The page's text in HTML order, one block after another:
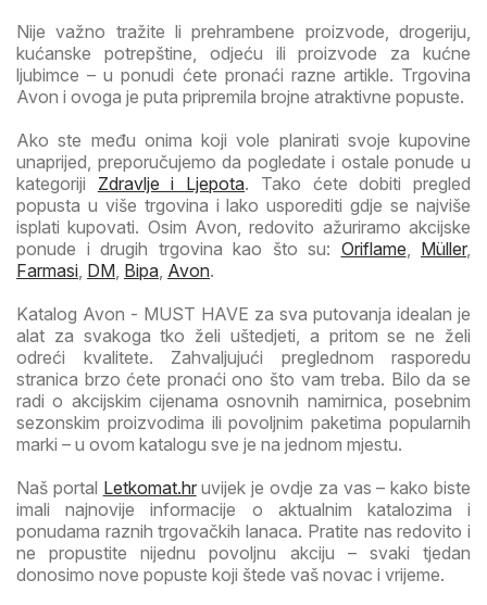
Nije važno tražite li prehrambene proizvode, drogeriju,
kućanske potrepštine, odjeću ili proizvode za kućne
ljubimce – u ponudi ćete pronaći razne artikle. Trgovina
Avon i ovoga je puta pripremila brojne atraktivne popuste.
Ako ste među onima koji vole planirati svoje kupovine
unaprijed, preporučujemo da pogledate i ostale ponude u
kategoriji Zdravlje i Ljepota. Tako ćete dobiti pregled
popusta u više trgovina i lako usporediti gdje se najviše
isplati kupovati. Osim Avon, redovito ažuriramo akcijske
ponude i drugih trgovina kao što su: Oriflame Müller,
Farmasi DM Bipa Avon.
Katalog Avon - MUST HAVE za sva putovanja idealan je
alat za svakoga tko želi uštedjeti, a pritom se ne želi
odreći kvalitete. Zahvaljujući preglednom rasporedu
stranica brzo ćete pronaći ono što vam treba. Bilo da se
radi o akcijskim cijenama osnovnih namirnica, posebnim
sezonskim proizvodima ili povoljnim paketima popularnih
marki – u ovom katalogu sve je na jednom mjestu.
Naš portal Letkomat.hruvijek je ovdje za vas – kako biste
imali najnovije informacije o aktualnim katalozima i
ponudama raznih trgovačkih lanaca. Pratite nas redovito i
ne propustite nijednu povoljnu akciju – svaki tjedan
donosimo nove popuste koji štede vaš novac i vrijeme.